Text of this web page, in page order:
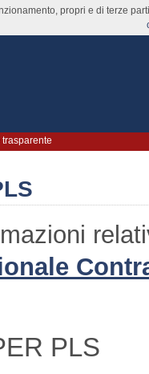
PLS
propri e di terze